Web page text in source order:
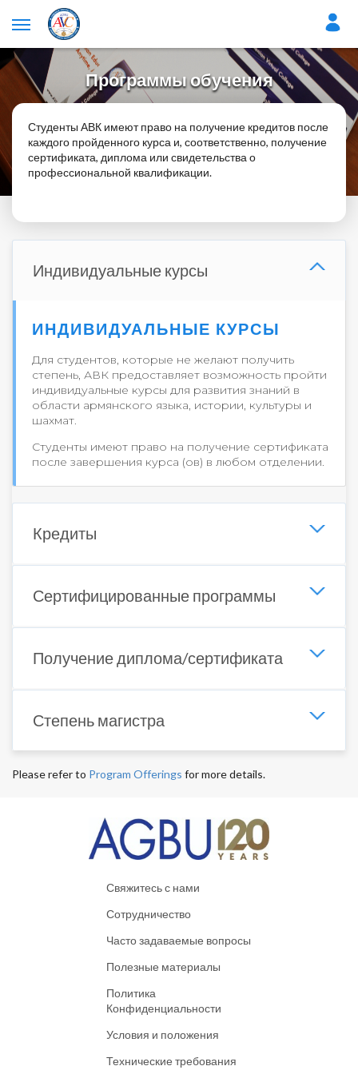
Программы обучения
Студенты АВК имеют право на получение кредитов после
каждого пройденного курса и, соответственно, получение
сертификата, диплома или свидетельства о
профессиональной квалификации.
Индивидуальные курсы
ИНДИВИДУАЛЬНЫЕ КУРСЫ
Для студентов, которые не желают получить
степень, АВК предоставляет возможность пройти
индивидуальные курсы для развития знаний в
области армянского языка, истории, культуры и
шахмат.
Студенты имеют право на получение сертификата
после завершения курса (ов) в любом отделении.
Кредиты
Сертифицированные программы
Получение диплома/сертификата
Степень магистра
Please refer to Program Offerings for more details.
Свяжитесь с нами
Сотрудничество
Часто задаваемые вопросы
Полезные материалы
Политика
Конфиденциальности
Условия и положения
Технические требования